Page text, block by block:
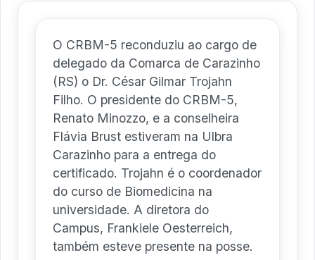
O CRBM-5 reconduziu ao cargo de
delegado da Comarca de Carazinho
(RS) o Dr. César Gilmar Trojahn
Filho. O presidente do CRBM-5,
Renato Minozzo, e a conselheira
Flávia Brust estiveram na Ulbra
Carazinho para a entrega do
certificado. Trojahn é o coordenador
do curso de Biomedicina na
universidade. A diretora do
Campus, Frankiele Oesterreich,
também esteve presente na posse.